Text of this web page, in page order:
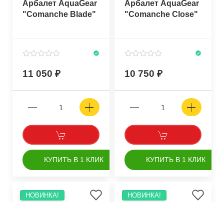
Арбалет AquaGear
"Comanche Blade"
11 050
КУПИТЬ В 1 КЛИК
Арбалет AquaGear
"Comanche Close"
10 750
КУПИТЬ В 1 КЛИК
НОВИНКА! НОВИНКА!